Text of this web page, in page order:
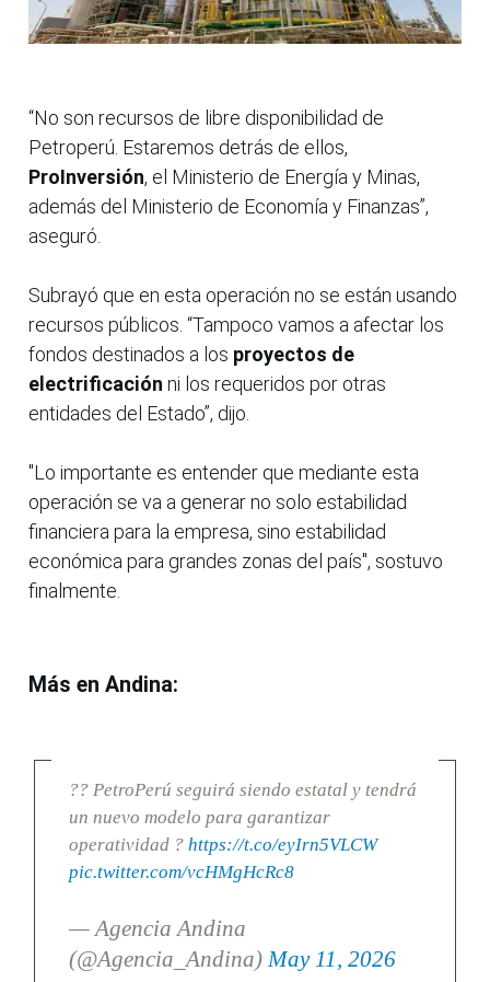
“No son recursos de libre disponibilidad de
Petroperú. Estaremos detrás de ellos,
ProInversión, el Ministerio de Energía y Minas,
además del Ministerio de Economía y Finanzas”,
aseguró.
Subrayó que en esta operación no se están usando
recursos públicos. “Tampoco vamos a afectar los
fondos destinados a los proyectos de
electrificación ni los requeridos por otras
entidades del Estado”, dijo.
"Lo importante es entender que mediante esta
operación se va a generar no solo estabilidad
financiera para la empresa, sino estabilidad
económica para grandes zonas del país", sostuvo
finalmente.
Más en Andina:
?? PetroPerú seguirá siendo estatal y tendrá
un nuevo modelo para garantizar
operatividad ? https://t.co/eyIrn5VLCW
pic.twitter.com/vcHMgHcRc8
— Agencia Andina
(@Agencia_Andina)May 11, 2026